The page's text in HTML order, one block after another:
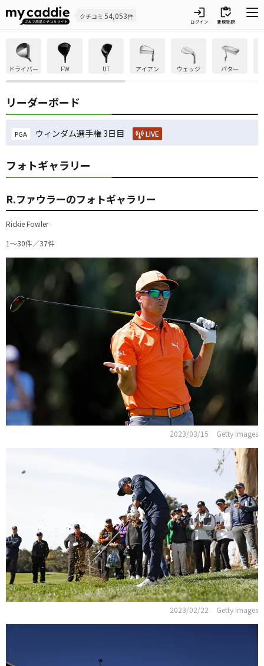
クチコミ 54,053件 login
ログイン
inventory
新規登録
ドライバー FW UT アイアン ウェッジ パター
リーダーボード
PGA ウィンダム選手権 3日目 LIVE
フォトギャラリー
R.ファウラーのフォトギャラリー
Rickie Fowler
1〜30件／37件
2023/03/15 Getty Images
2023/02/22 Getty Images